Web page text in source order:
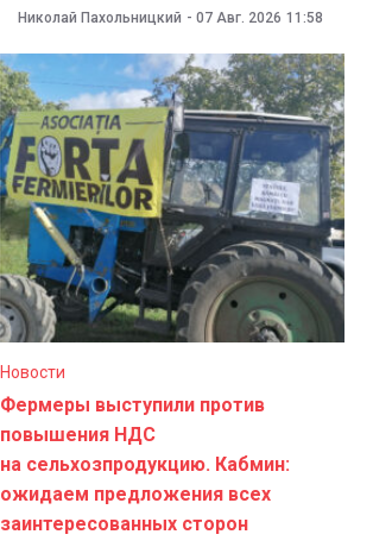
Николай Пахольницкий - 07 Авг. 2026 11:58
Новости
Фермеры выступили против
повышения НДС
на сельхозпродукцию. Кабмин:
ожидаем предложения всех
заинтересованных сторон